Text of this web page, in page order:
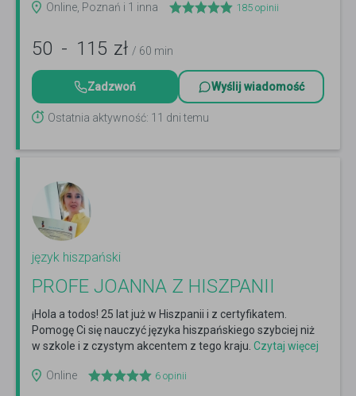
Online, Poznań i 1 inna
185 opinii
50 - 115 zł / 60 min
Zadzwoń Wyślij wiadomość
Ostatnia aktywność: 11 dni temu
język hiszpański
PROFE JOANNA Z HISZPANII
¡Hola a todos! 25 lat już w Hiszpanii i z certyfikatem.
Pomogę Ci się nauczyć języka hiszpańskiego szybciej niż
w szkole i z czystym akcentem z tego kraju. Czytaj więcej
Online 6 opinii